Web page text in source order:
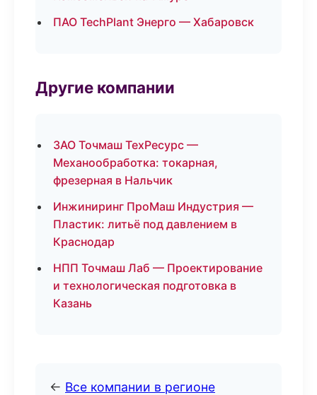
ПАО TechPlant Энерго — Хабаровск
Другие компании
ЗАО Точмаш ТехРесурс —
Механообработка: токарная,
фрезерная в Нальчик
Инжиниринг ПроМаш Индустрия —
Пластик: литьё под давлением в
Краснодар
НПП Точмаш Лаб — Проектирование
и технологическая подготовка в
Казань
← Все компании в регионе